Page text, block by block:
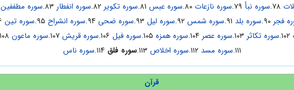
سوره نبأ سوره نازعات ۸۰. سوره عبس سوره تکویر ۸۲. سوره انفطار سوره مطففین
فجر ۹۰. سوره بلد سوره شمس ۹۲. سوره لیل سوره ضحی ۹۴. سوره انشراح ۹۵. سوره تین
سوره تکاثر سوره عصر سوره همزه سوره فیل سوره قریش سوره ماعون
۱۱۱. سوره مسد ۱۱۲. سوره اخلاص سوره فلق ۱۱۴. سوره ناس
قرآن